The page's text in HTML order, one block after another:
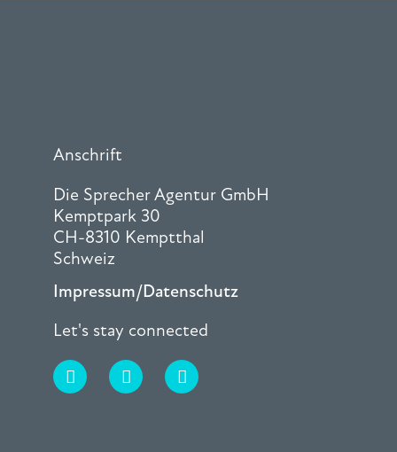
Anschrift
Die Sprecher Agentur GmbH
Kemptpark 30
CH-8310 Kemptthal
Schweiz
Impressum/Datenschutz
Let's stay connected